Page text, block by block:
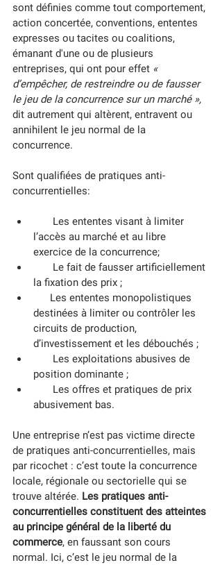
sont définies comme tout comportement,
action concertée, conventions, ententes
expresses ou tacites ou coalitions,
émanant d'une ou de plusieurs
entreprises, qui ont pour effet «
d’empêcher, de restreindre ou de fausser
le jeu de la concurrence sur un marché »,
dit autrement qui altèrent, entravent ou
annihilent le jeu normal de la
concurrence.
Sont qualifiées de pratiques anti-
concurrentielles:
l’accès au marché et au libre
exercice de la concurrence;
la fixation des prix ;
destinées à limiter ou contrôler les
circuits de production,
d’investissement et les débouchés ;
position dominante ;
abusivement bas.
Une entreprise n’est pas victime directe
de pratiques anti-concurrentielles, mais
par ricochet : c’est toute la concurrence
locale, régionale ou sectorielle qui se
trouve altérée. Les pratiques anti-
concurrentielles constituent des atteintes
au principe général de la liberté du
commerce, en faussant son cours
normal. Ici, c’est le jeu normal de la